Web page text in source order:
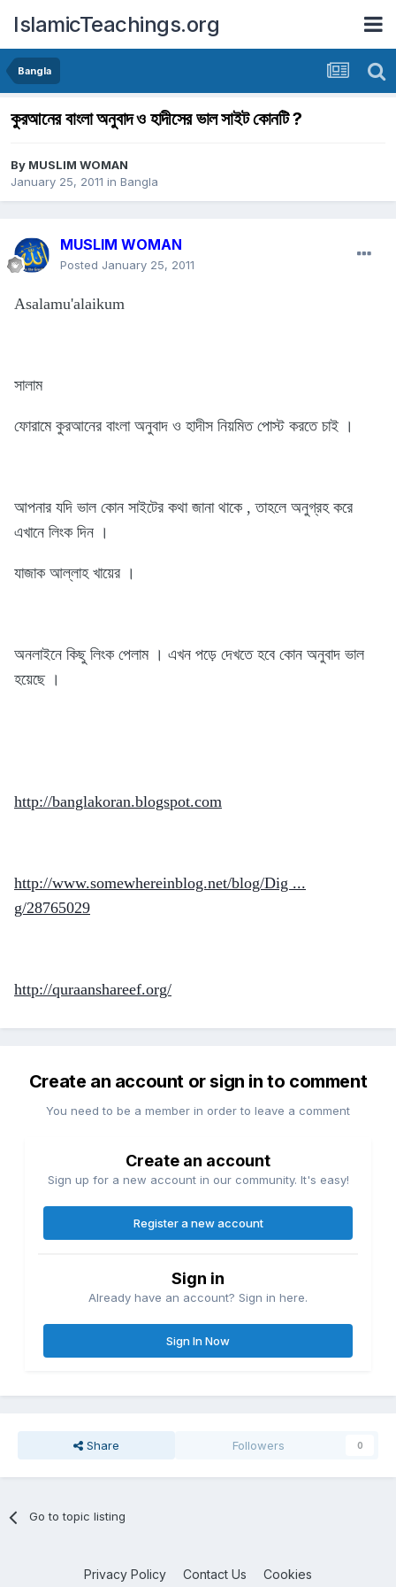
IslamicTeachings.org
Bangla
কুরআনের বাংলা অনুবাদ ও হাদীসের ভাল সাইট কোনটি ?
By MUSLIM WOMAN
January 25, 2011 in Bangla
MUSLIM WOMAN
Posted January 25, 2011
Asalamu'alaikum
সালাম
ফোরামে কুরআনের বাংলা অনুবাদ ও হাদীস নিয়মিত পোস্ট করতে চাই ।
আপনার যদি ভাল কোন সাইটের কথা জানা থাকে , তাহলে অনুগ্রহ করে
এখানে লিংক দিন ।
যাজাক আল্লাহ খায়ের ।
অনলাইনে কিছু লিংক পেলাম । এখন পড়ে দেখতে হবে কোন অনুবাদ ভাল
হয়েছে ।
http://banglakoran.blogspot.com
http://www.somewhereinblog.net/blog/Dig ...
g/28765029
http://quraanshareef.org/
Create an account or sign in to comment
You need to be a member in order to leave a comment
Create an account
Sign up for a new account in our community. It's easy!
Register a new account
Sign in
Already have an account? Sign in here.
Sign In Now
Share Followers 0
Go to topic listing
Privacy Policy Contact Us Cookies